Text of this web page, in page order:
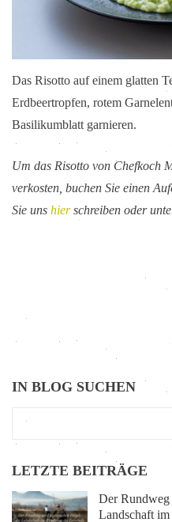
Das Risotto auf einem glatten
Erdbeertropfen, rotem
Basilikumblatt garnieren.
Um das Risotto von Chefkoch
verkosten, buchen Sie einen
Sie uns hierschreiben oder
IN BLOG SUCHEN
LETZTE BEITRÄGE
Der Rundweg
Landschaft im